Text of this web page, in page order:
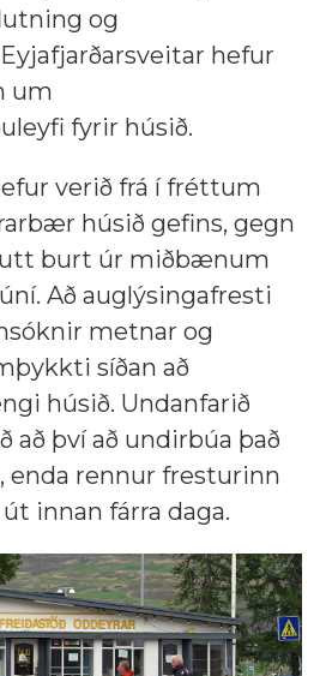
og
hefur
um
fyrir húsið.
verið frá í fréttum
húsið gefins, gegn
burt úr miðbænum
Að auglýsingafresti
metnar og
síðan að
húsið. Undanfarið
að því að undirbúa það
rennur fresturinn
innan fárra daga.